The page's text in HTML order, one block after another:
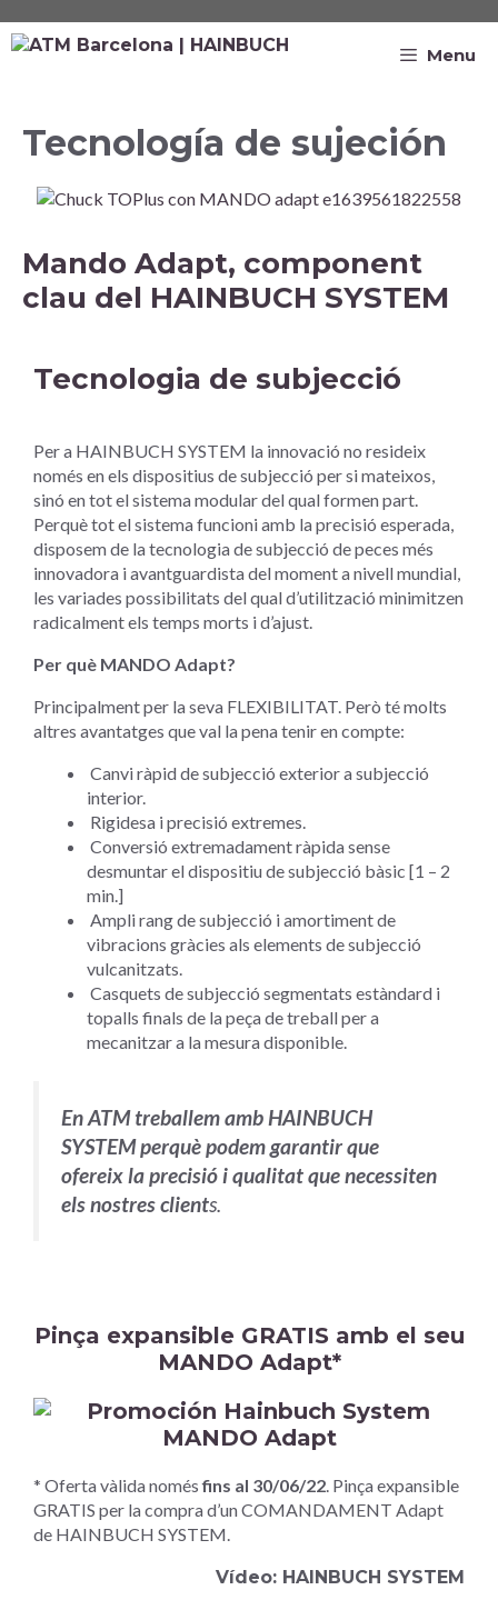
Menu
Tecnología de sujeción
Mando Adapt, component
clau del HAINBUCH SYSTEM
Tecnologia de subjecció
Per a HAINBUCH SYSTEM la innovació no resideix
només en els dispositius de subjecció per si mateixos,
sinó en tot el sistema modular del qual formen part.
Perquè tot el sistema funcioni amb la precisió esperada,
disposem de la tecnologia de subjecció de peces més
innovadora i avantguardista del moment a nivell mundial,
les variades possibilitats del qual d’utilització minimitzen
radicalment els temps morts i d’ajust.
Per què MANDO Adapt?
Principalment per la seva FLEXIBILITAT. Però té molts
altres avantatges que val la pena tenir en compte:
Canvi ràpid de subjecció exterior a subjecció
interior.
Rigidesa i precisió extremes.
Conversió extremadament ràpida sense
desmuntar el dispositiu de subjecció bàsic [1 – 2
min.]
Ampli rang de subjecció i amortiment de
vibracions gràcies als elements de subjecció
vulcanitzats.
Casquets de subjecció segmentats estàndard i
topalls finals de la peça de treball per a
mecanitzar a la mesura disponible.
En ATM treballem amb HAINBUCH
SYSTEM perquè podem garantir que
ofereix la precisió i qualitat que necessiten
els nostres clients.
Pinça expansible GRATIS amb el seu
MANDO Adapt*
* Oferta vàlida nomésfins al 30/06/22 . Pinça expansible
GRATIS per la compra d’un COMANDAMENT Adapt
de HAINBUCH SYSTEM.
Vídeo: HAINBUCH SYSTEM